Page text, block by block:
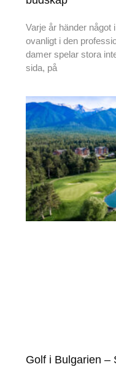
Varje år händer något
ovanligt i den
damer spelar stora
sida, på
Golf i Bulgarien –